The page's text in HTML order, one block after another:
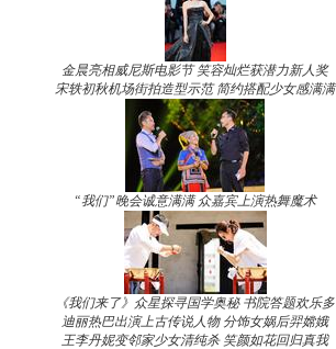
金晨亮相威尼斯电影节 笑容灿烂获潜力新人奖
宋轶初秋机场街拍造型示范 简约搭配少女感满满
“我们”晚会诚意满满 众嘉宾上演热舞魔术
《我们来了》众星探寻国学奥秘 书院答题欢乐多
迪丽热巴出演上古传说人物 分饰女娲后羿嫦娥
王李丹妮变邻家少女清纯杀 笑颜如花回归真我